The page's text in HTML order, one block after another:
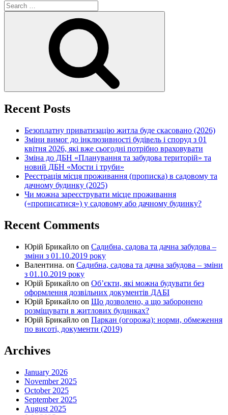
Search
for:
Recent Posts
Безоплатну приватизацію житла буде скасовано (2026)
Зміни вимог до інклюзивності будівель і споруд з 01
квітня 2026, які вже сьогодні потрібно враховувати
Зміна до ДБН «Планування та забудова територій» та
новий ДБН «Мости і труби»
Реєстрація місця проживання (прописка) в садовому та
дачному будинку (2025)
Чи можна зареєструвати місце проживання
(«прописатися») у садовому або дачному будинку?
Recent Comments
Юрій Брикайло on Садибна, садова та дачна забудова –
зміни з 01.10.2019 року
Валентина. on Садибна, садова та дачна забудова – зміни
з 01.10.2019 року
Юрій Брикайло on Об’єкти, які можна будувати без
оформлення дозвільних документів ДАБІ
Юрій Брикайло on Що дозволено, а що заборонено
розміщувати в житлових будинках?
Юрій Брикайло on Паркан (огорожа): норми, обмеження
по висоті, документи (2019)
Archives
January 2026
November 2025
October 2025
September 2025
August 2025